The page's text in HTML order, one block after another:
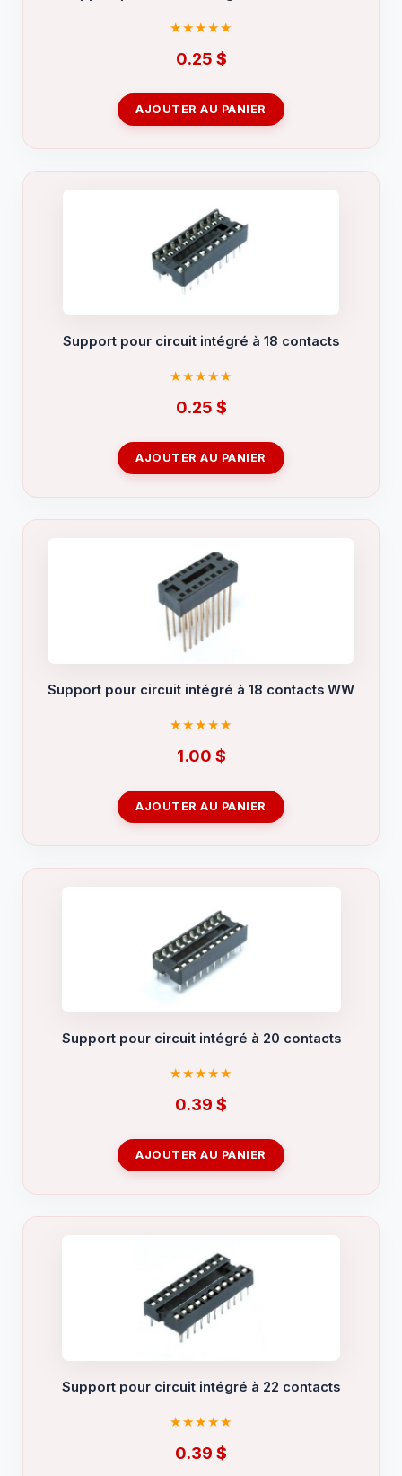
0.25 $
AJOUTER AU PANIER
Support pour circuit intégré à 18 contacts
0.25 $
AJOUTER AU PANIER
Support pour circuit intégré à 18 contacts WW
1.00 $
AJOUTER AU PANIER
Support pour circuit intégré à 20 contacts
0.39 $
AJOUTER AU PANIER
Support pour circuit intégré à 22 contacts
0.39 $